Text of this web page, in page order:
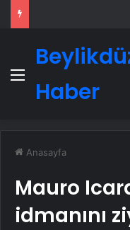
Menü
Haber
Anasayfa
Mauro
idmanını